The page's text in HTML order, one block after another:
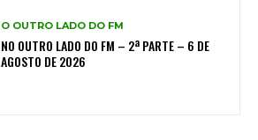
O OUTRO LADO DO FM
NO OUTRO LADO DO FM – 2ª PARTE – 6 DE
AGOSTO DE 2026